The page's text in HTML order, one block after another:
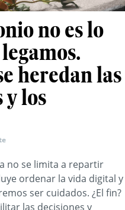
no es lo
heredan las
y los
no se limita a repartir
ordenar la vida digital y
ser cuidados. ¿El fin?
las decisiones y